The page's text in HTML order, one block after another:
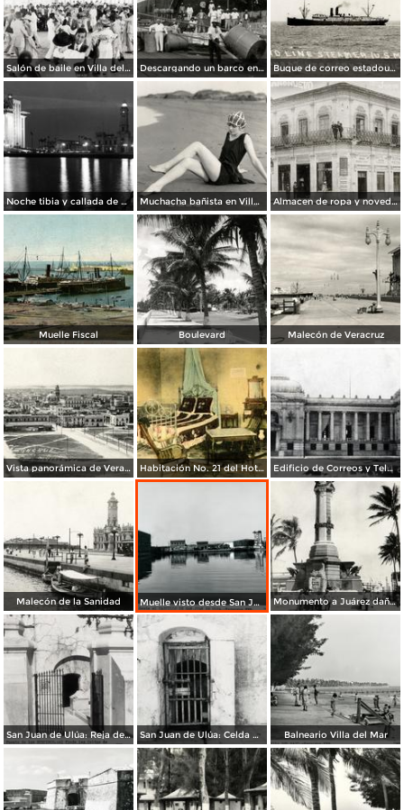
Salón de baile en Villa del Mar Descargando un barco en el puerto de Veracruz Buque de correo estadounidense arrivando a Veracruz (circa 1914)
Noche tibia y callada de Veracruz Muchacha bañista en Villa del Mar Almacen de ropa y novedades Jorge Ubaid
Muelle Fiscal Boulevard Malecón de Veracruz
Vista panorámica de Veracruz Habitación No. 21 del Hotel Diligencias Edificio de Correos y Telégrafos
Malecón de la Sanidad Muelle visto desde San Juan de Ulúa Monumento a Juárez dañado por el bombardeo durante la invasión estadounidense de 1914
San Juan de Ulúa: Reja del puente de los suspiros, con las Celdas de los Tormentos al fondo San Juan de Ulúa: Celda donde estuvo preso Chucho El Roto Balneario Villa del Mar